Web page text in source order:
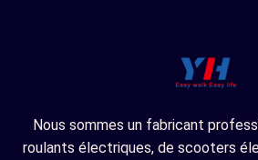
Nous sommes un fabricant
roulants électriques, de scooters